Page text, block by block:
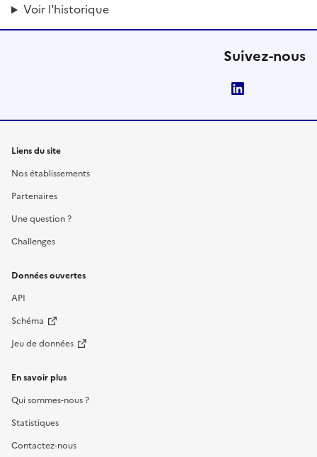
Voir l'historique
Suivez-nous
Liens du site
Nos établissements
Partenaires
Une question ?
Challenges
Données ouvertes
API
Schéma
Jeu de données
En savoir plus
Qui sommes-nous ?
Statistiques
Contactez-nous